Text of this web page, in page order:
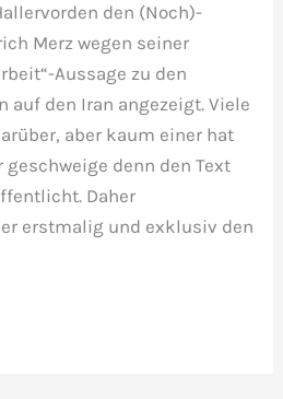
den (Noch)-
Merz wegen seiner
Aussage zu den
auf den Iran angezeigt. Viele
aber kaum einer hat
denn den Text
Daher
erstmalig und exklusiv den